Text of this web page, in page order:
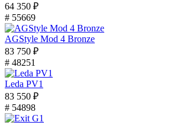
64 350 ₽
# 55669
AGStyle Mod 4 Bronze
83 750 ₽
# 48251
Leda PV1
83 550 ₽
# 54898